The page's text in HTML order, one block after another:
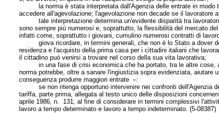
la norma è stata interpretata dall'Agenzia delle entrate in modo
accedere all'agevolazione; l'agevolazione non decade se il lavoratore
tale interpretazione determina un'evidente disparità tra lavoratori
sono sempre più numerosi e, soprattutto, la flessibilità del mercato
infatti come, soprattutto i giovani, cumulino numerosi contratti di
giova ricordare, in termini generali, che non è lo Stato a dover
residenza e l'acquisto della prima casa per i cittadini italiani che
il cittadino può venirsi a trovare nel corso della sua vita lavorativa;
in una fase di crisi economica che ha portato, tra le altre cose,
norma potrebbe, oltre a sanare l'ingiustizia sopra evidenziata,
conseguenza produrre maggiori entrate –:
se non ritenga opportuno intervenire nei confronti dell'Agenzia
tariffa, parte prima, allegata al testo unico delle disposizioni
aprile 1986, n. 131, al fine di considerare in termini complessivi
lavoro a tempo determinato e lavoro a tempo indeterminato. (5-08387)